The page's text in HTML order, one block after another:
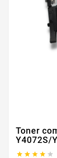
Toner
Y4072S/
    